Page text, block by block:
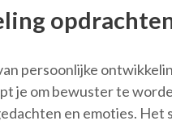
persoonlijke
je om bewuster te
en emoties. Het